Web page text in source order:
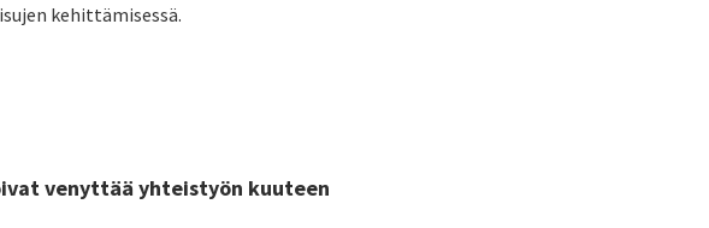
kehittämisessä.
venyttää yhteistyön kuuteen